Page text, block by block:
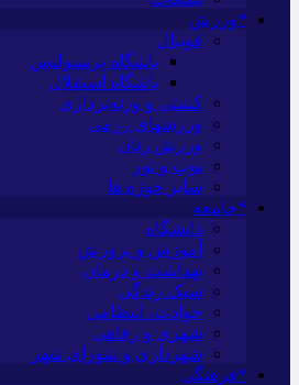
*ورزش
فوتبال
باشگاه پرسپولیس
باشگاه استقلال
کشتی و وزنه‌برداری
ورزشهای رزمی
ورزش زنان
توپ و تور
سایر حوزه ها
*جامعه
دانشگاه
آموزش و پرورش
بهداشت و درمان
سبک زندگی
حوادث، انتظامی
شهری و رفاهی
شهرداری و شورای شهر
*فرهنگی